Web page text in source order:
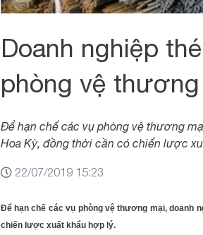
Doanh nghiệp
phòng vệ
Để hạn chế các vụ phòng vệ thương
Hoa Kỳ, đồng thời cần có chiến lược
22/07/2019 15:23
Để hạn chế các vụ phòng vệ thương mại, doanh
chiến lược xuất khẩu hợp lý.